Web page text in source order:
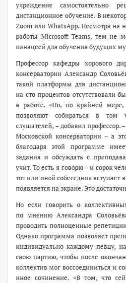
учреждение самостоятельно
дистанционное обучение. В
Zoom или WhatsApp. Несмотря на
работы Microsoft Teams, тем не
панацеей для обучения будущих
Профессор кафедры хорового
консерватории Александр
такой платформы для
на сто процентов отсутствовали
в работе. «Но, по крайней мере,
позволяют собираться в том
слушателей, – добавил
Московской консерватории – а
благодаря этой программе
задания и обсуждать с
учит. То есть я говорю – и сорок
тот или иной собеседник вступает
появляется на экране. Это
Но если говорить о
по мнению Александра
проводить полноценные
Однако программа позволяет
индивидуально каждому певцу,
свою партию, чтобы после
коллектив мог воссоединиться и
иное сочинение. «В том, что